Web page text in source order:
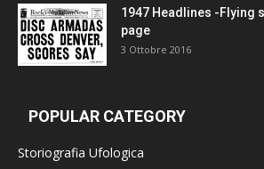
1947 Headlines -Flying
page
3 Ottobre 2016
POPULAR CATEGORY
Storiografia Ufologica